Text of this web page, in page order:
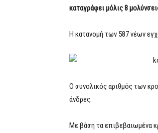
καταγράφει μόλις 8
Η κατανομή των 587 νέων
Ο συνολικός αριθμός των
άνδρες.
Με βάση τα επιβεβαιωμένα